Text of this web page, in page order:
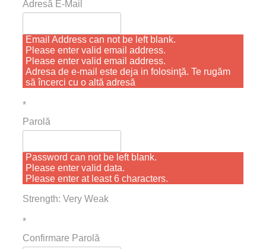
Adresă E-Mail
Email Address can not be left blank.
Please enter valid email address.
Please enter valid email address.
Adresa de e-mail este deja in folosinţă. Te rugăm
să încerci cu o altă adresă
*
Parolă
Password can not be left blank.
Please enter valid data.
Please enter at least 6 characters.
Strength: Very Weak
*
Confirmare Parolă